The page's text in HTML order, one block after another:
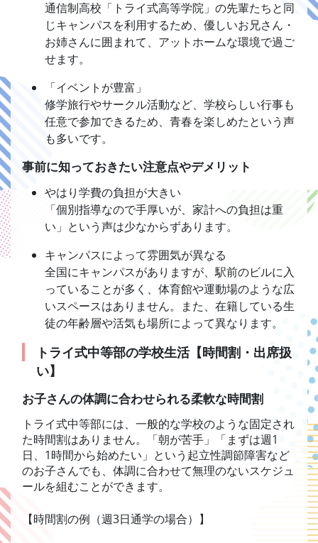
通信制高校「トライ式高等学院」の先輩たちと同
じキャンパスを利用するため、優しいお兄さん・
お姉さんに囲まれて、アットホームな環境で過ご
せます。
「イベントが豊富」
修学旅行やサークル活動など、学校らしい行事も
任意で参加できるため、青春を楽しめたという声
も多いです。
事前に知っておきたい注意点やデメリット
やはり学費の負担が大きい
「個別指導なので手厚いが、家計への負担は重
い」という声は少なからずあります。
キャンパスによって雰囲気が異なる
全国にキャンパスがありますが、駅前のビルに入
っていることが多く、体育館や運動場のような広
いスペースはありません。また、在籍している生
徒の年齢層や活気も場所によって異なります。
トライ式中等部の学校生活【時間割・出席扱
い】
お子さんの体調に合わせられる柔軟な時間割
トライ式中等部には、一般的な学校のような固定され
た時間割はありません。「朝が苦手」「まずは週1
日、1時間から始めたい」という起立性調節障害など
のお子さんでも、体調に合わせて無理のないスケジュ
ールを組むことができます。
【時間割の例（週3日通学の場合）】